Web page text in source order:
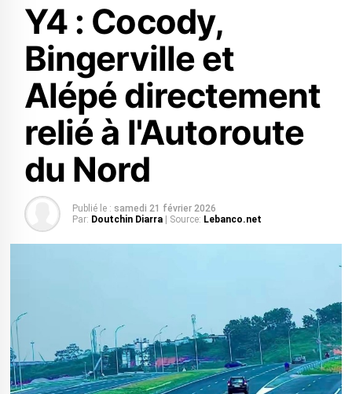
Y4 : Cocody,
Bingerville et
Alépé directement
relié à l'Autoroute
du Nord
Publié le : samedi 21 février 2026
Par: Doutchin Diarra | Source: Lebanco.net